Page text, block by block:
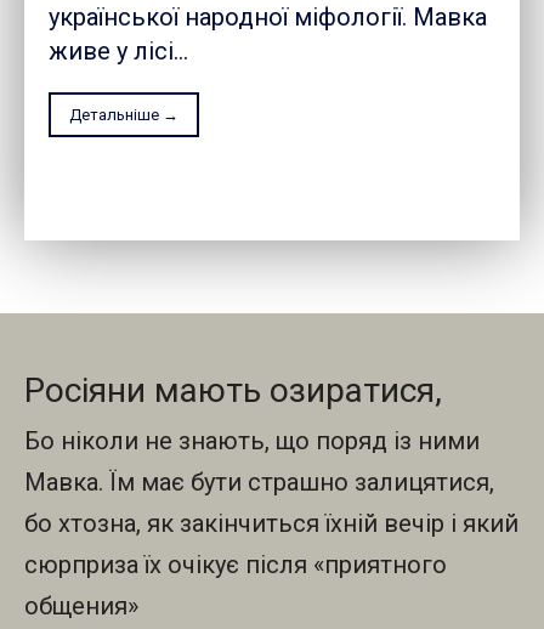
української народної міфології. Мавка
живе у лісі...
Детальніше →
Росіяни мають озиратися,
Бо ніколи не знають, що поряд із ними
Мавка. Їм має бути страшно залицятися,
бо хтозна, як закінчиться їхній вечір і який
сюрприза їх очікує після «приятного
общения»